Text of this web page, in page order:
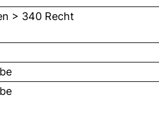
> 340 Recht